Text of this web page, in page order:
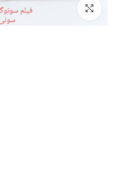
کلیک برای بزرگ کردن